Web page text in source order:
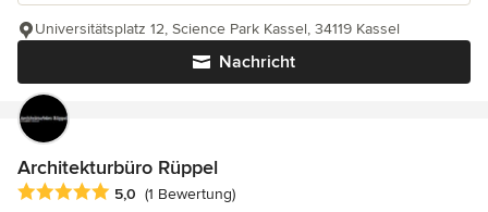
Nachricht
Universitätsplatz 12, Science Park Kassel, 34119 Kassel
Architekturbüro Rüppel
Durchschnittliche Bewertung: 5 von 5 Sternen
5,0 (1 Bewertung)